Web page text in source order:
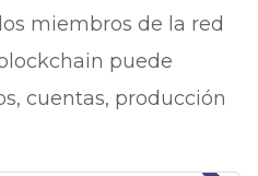
miembros de la red
puede
cuentas, producción